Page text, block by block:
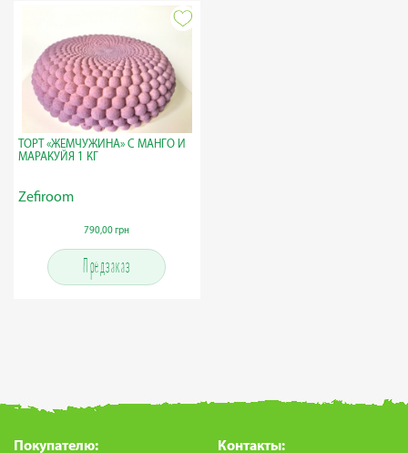
ТОРТ «ЖЕМЧУЖИНА» С МАНГО И
МАРАКУЙЯ 1 КГ
Zefiroom
790,00 грн
Предзаказ
Покупателю: Контакты: